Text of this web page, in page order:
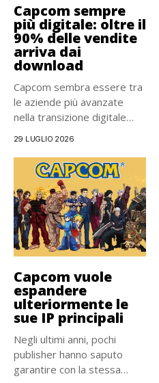
Capcom sempre
più digitale: oltre il
90% delle vendite
arriva dai
download
Capcom sembra essere tra
le aziende più avanzate
nella transizione digitale
29 LUGLIO 2026
Capcom vuole
espandere
ulteriormente le
sue IP principali
Negli ultimi anni, pochi
publisher hanno saputo
garantire con la stessa